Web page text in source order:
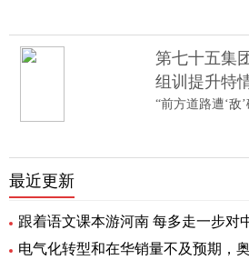
第七十五集
组训提升特
最近更新
跟着语文课本游河南 每多走一步对
电气化转型和在华销量不及预期，